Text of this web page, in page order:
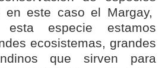
en este caso el Margay,
esta especie estamos
ecosistemas, grandes
que sirven para